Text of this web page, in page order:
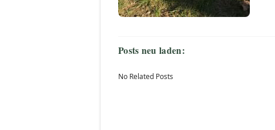
Posts neu laden:
No Related Posts